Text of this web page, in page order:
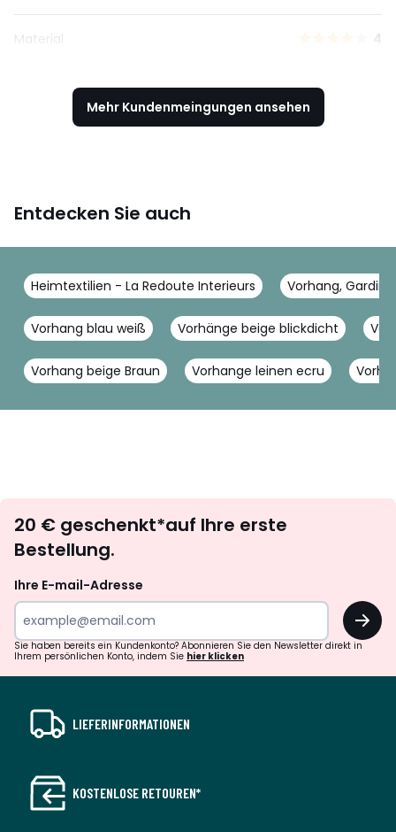
Material 4
Mehr Kundenmeingungen ansehen
Entdecken Sie auch
Heimtextilien - La Redoute Interieurs Vorhang,
Vorhang blau weiß Vorhänge beige blickdicht
Vorhang beige Braun Vorhange leinen ecru
abonnieren
20 € geschenkt*auf Ihre erste
Bestellung.
Ihre E-mail-Adresse
OK
Sie haben bereits ein Kundenkonto? Abonnieren Sie den Newsletter direkt in
Ihrem persönlichen Konto, indem Sie hier klicken
LIEFERINFORMATIONEN
KOSTENLOSE RETOUREN*